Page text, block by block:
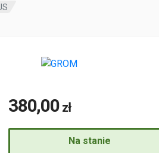
380,00 zł
Na stanie